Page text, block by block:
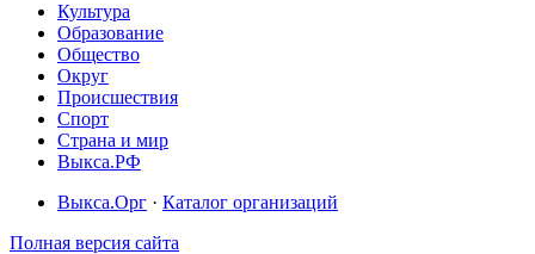
Культура
Образование
Общество
Округ
Происшествия
Спорт
Страна и мир
Выкса.РФ
Выкса.Орг · Каталог организаций
Полная версия сайта